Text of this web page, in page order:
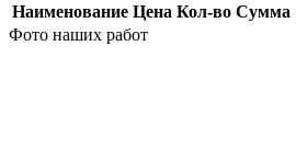
Наименование Цена Кол-во Сумма
Фото наших работ